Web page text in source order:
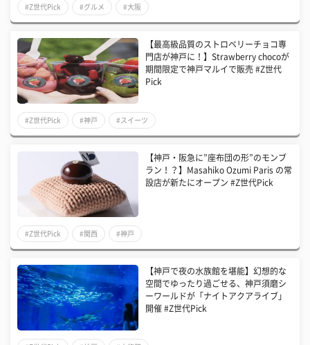
#Z世代Pick #グルメ #大阪
【最高級品質のストロベリーチョコ専
門店が神戸に！】Strawberry chocoが
期間限定で神戸マルイで販売 #Z世代
Pick
#Z世代Pick #神戸 #スイーツ
【神戸・阪急に”座布団の形”のモンブ
ラン！？】Masahiko Ozumi Paris の常
設店が新たにオープン #Z世代Pick
#Z世代Pick #関西 #神戸
【神戸で夜の水族館を堪能】幻想的な
空間でゆったり過ごせる、神戸須磨シ
ーワールドが「ナイトアクアライブ」
開催 #Z世代Pick